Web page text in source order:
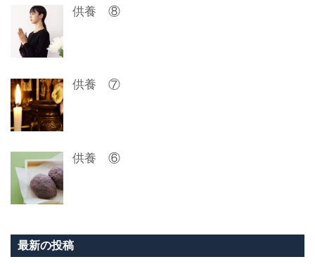
供養 ⑧
供養 ⑦
供養 ⑥
最新の投稿